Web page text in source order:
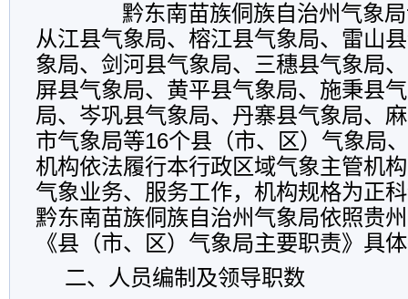
黔东南苗族侗族自治州气象局
从江县气象局、榕江县气象局、雷山
象局、剑河县气象局、三穗县气象局
屏县气象局、黄平县气象局、施秉县
局、岑巩县气象局、丹寨县气象局、
市气象局等16个县（市、区）气象局
机构依法履行本行政区域气象主管机
气象业务、服务工作，机构规格为正
黔东南苗族侗族自治州气象局依照贵
《县（市、区）气象局主要职责》具
二、人员编制及领导职数